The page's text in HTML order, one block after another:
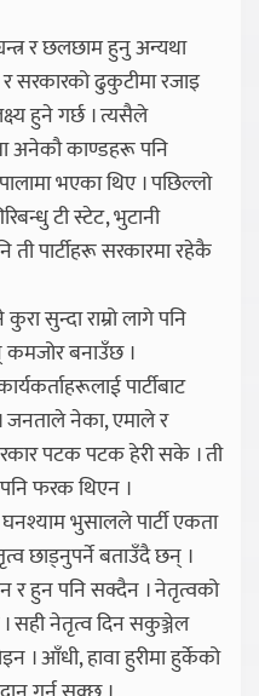
र छलछाम हुनु अन्यथा
सरकारको ढुकुटीमा रजाइ
हुने गर्छ । त्यसैले
अनेकौ काण्डहरू पनि
भएका थिए । पछिल्लो
टी स्टेट, भुटानी
ती पार्टीहरू सरकारमा रहेकै
सुन्दा राम्रो लागे पनि
कमजोर बनाउँछ ।
पार्टीबाट
जनताले नेका, एमाले र
पटक पटक हेरी सके । ती
फरक थिएन ।
भुसालले पार्टी एकता
छाड्नुपर्ने बताउँदै छन् ।
र हुन पनि सक्दैन । नेतृत्वको
सही नेतृत्व दिन सकुञ्जेल
। आँधी, हावा हुरीमा हुर्केको